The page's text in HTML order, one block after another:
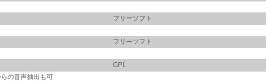
フリーソフト
フリーソフト
GPL
の音声抽出も可